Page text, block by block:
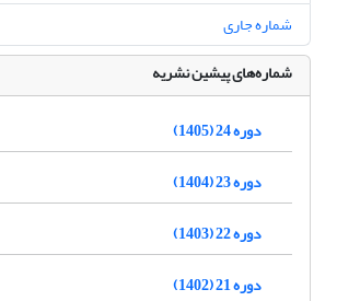
شماره جاری
شماره‌های پیشین نشریه
دوره 24 (1405)
دوره 23 (1404)
دوره 22 (1403)
دوره 21 (1402)